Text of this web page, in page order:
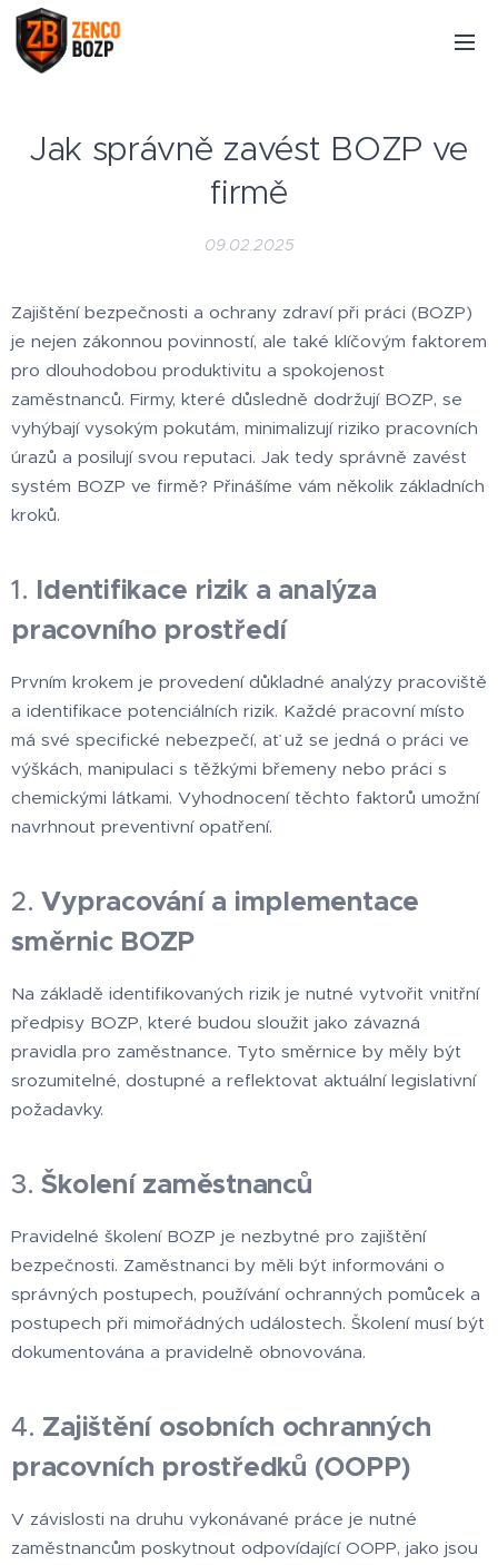
Jak správně zavést BOZP ve
firmě
09.02.2025
Zajištění bezpečnosti a ochrany zdraví při práci (BOZP)
je nejen zákonnou povinností, ale také klíčovým faktorem
pro dlouhodobou produktivitu a spokojenost
zaměstnanců. Firmy, které důsledně dodržují BOZP, se
vyhýbají vysokým pokutám, minimalizují riziko pracovních
úrazů a posilují svou reputaci. Jak tedy správně zavést
systém BOZP ve firmě? Přinášíme vám několik základních
kroků.
1. Identifikace rizik a analýza
pracovního prostředí
Prvním krokem je provedení důkladné analýzy pracoviště
a identifikace potenciálních rizik. Každé pracovní místo
má své specifické nebezpečí, ať už se jedná o práci ve
výškách, manipulaci s těžkými břemeny nebo práci s
chemickými látkami. Vyhodnocení těchto faktorů umožní
navrhnout preventivní opatření.
2.Vypracování a implementace
směrnic BOZP
Na základě identifikovaných rizik je nutné vytvořit vnitřní
předpisy BOZP, které budou sloužit jako závazná
pravidla pro zaměstnance. Tyto směrnice by měly být
srozumitelné, dostupné a reflektovat aktuální legislativní
požadavky.
3.Školení zaměstnanců
Pravidelné školení BOZP je nezbytné pro zajištění
bezpečnosti. Zaměstnanci by měli být informováni o
správných postupech, používání ochranných pomůcek a
postupech při mimořádných událostech. Školení musí být
dokumentována a pravidelně obnovována.
4. Zajištění osobních ochranných
pracovních prostředků (OOPP)
V závislosti na druhu vykonávané práce je nutné
zaměstnancům poskytnout odpovídající OOPP, jako jsou